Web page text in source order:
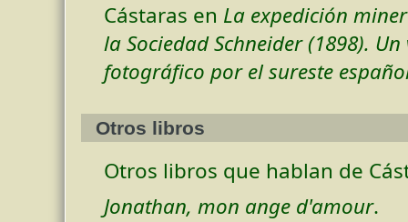
Cástaras en La expedición
la Sociedad Schneider (1898). Un
fotográfico por el sureste
Otros libros
Otros libros que hablan de
Jonathan, mon ange d'amour.